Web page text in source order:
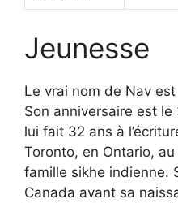
Jeunesse
Le vrai nom de Nav
Son anniversaire est
lui fait 32 ans à
Toronto, en Ontario, au
famille sikhe indienne.
Canada avant sa